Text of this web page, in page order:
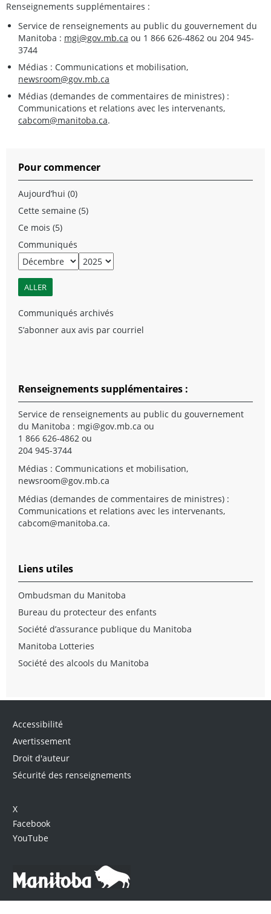
Renseignements supplémentaires :
Service de renseignements au public du gouvernement du
Manitoba : mgi@gov.mb.ca ou 1 866 626-4862 ou 204 945-
3744
Médias : Communications et mobilisation,
newsroom@gov.mb.ca
Médias (demandes de commentaires de ministres) :
Communications et relations avec les intervenants,
cabcom@manitoba.ca.
Pour commencer
Aujourd’hui (0)
Cette semaine (5)
Ce mois (5)
Communiqués
Communiqués archivés
S’abonner aux avis par courriel
Renseignements supplémentaires :
Service de renseignements au public du gouvernement
du Manitoba : mgi@gov.mb.ca ou
1 866 626-4862 ou
204 945-3744
Médias : Communications et mobilisation,
newsroom@gov.mb.ca
Médias (demandes de commentaires de ministres) :
Communications et relations avec les intervenants,
cabcom@manitoba.ca.
Liens utiles
Ombudsman du Manitoba
Bureau du protecteur des enfants
Société d’assurance publique du Manitoba
Manitoba Lotteries
Société des alcools du Manitoba
Accessibilité
Avertissement
Droit d'auteur
Sécurité des renseignements
X
Facebook
YouTube